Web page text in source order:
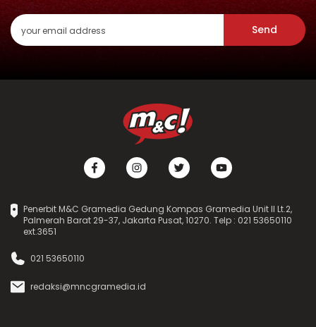
Send
Penerbit M&C Gramedia Gedung Kompas Gramedia Unit II Lt.2,
Palmerah Barat 29-37, Jakarta Pusat, 10270. Telp : 021 53650110
ext.3651
021 53650110
redaksi@mncgramedia.id